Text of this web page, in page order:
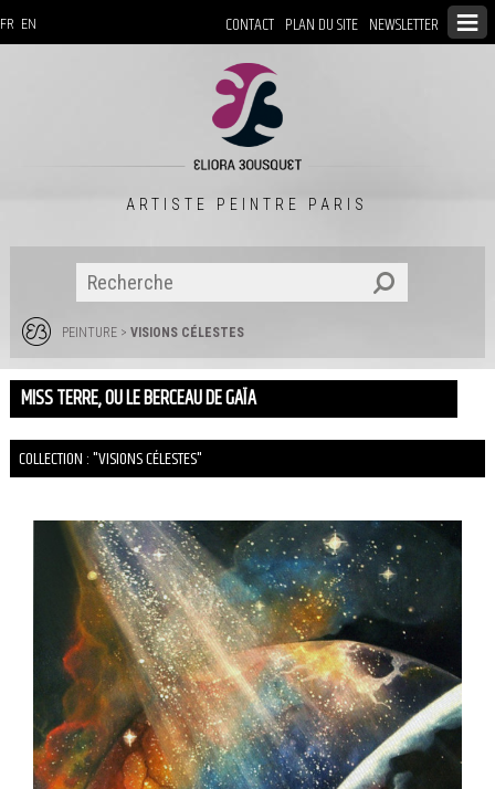
CONTACT PLAN DU SITE NEWSLETTER
FR EN
ARTISTE PEINTRE PARIS
PEINTURE> VISIONS CÉLESTES
MISS TERRE, OU LE BERCEAU DE GAÏA
COLLECTION : "VISIONS CÉLESTES"